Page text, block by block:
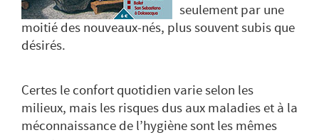
seulement par une
moitié des nouveaux-nés, plus souvent subis que
désirés.
Certes le confort quotidien varie selon les
milieux, mais les risques dus aux maladies et à la
méconnaissance de l’hygiène sont les mêmes